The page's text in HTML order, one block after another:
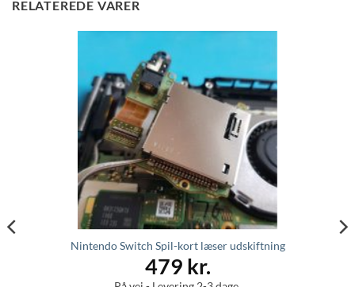
RELATEREDE VARER
Nintendo Switch Spil-kort læser udskiftning
479 kr.